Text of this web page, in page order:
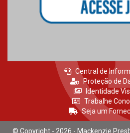
Central de
Proteção de
Identidade
Trabalhe
Seja um
© Copyright - 2026 - Mackenzie